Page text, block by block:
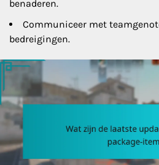
benaderen.
Communiceer met
bedreigingen.